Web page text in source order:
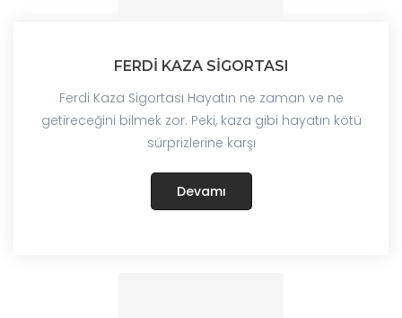
FERDİ KAZA SİGORTASI
Ferdi Kaza Sigortası Hayatın ne zaman ve ne
getireceğini bilmek zor. Peki, kaza gibi hayatın kötü
sürprizlerine karşı
Devamı